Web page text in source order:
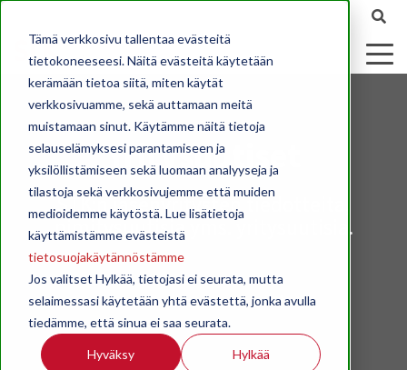
Tämä verkkosivu tallentaa evästeitä
tietokoneeseesi. Näitä evästeitä käytetään
kerämään tietoa siitä, miten käytät
verkkosivuamme, sekä auttamaan meitä
muistamaan sinut. Käytämme näitä tietoja
selauselämyksesi parantamiseen ja
yksilöllistämiseen sekä luomaan analyyseja ja
tilastoja sekä verkkosivujemme että muiden
medioidemme käytöstä. Lue lisätietoja
käyttämistämme evästeistä
tietosuojakäytännöstämme
Jos valitset Hylkää, tietojasi ei seurata, mutta
selaimessasi käytetään yhtä evästettä, jonka avulla
tiedämme, että sinua ei saa seurata.
Hyväksy Hylkää
Yritysuutiset
STK:n jäsenyritysten tiedotteita,
nimitysuutisia yms. yritysuutisia.